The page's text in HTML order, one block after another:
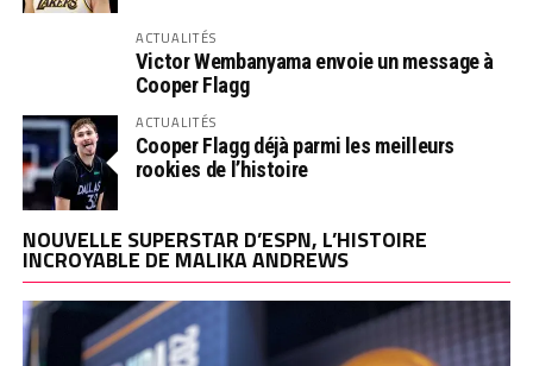
ACTUALITÉS
Victor Wembanyama envoie un message à
Cooper Flagg
ACTUALITÉS
Cooper Flagg déjà parmi les meilleurs
rookies de l’histoire
NOUVELLE SUPERSTAR D’ESPN, L’HISTOIRE
INCROYABLE DE MALIKA ANDREWS